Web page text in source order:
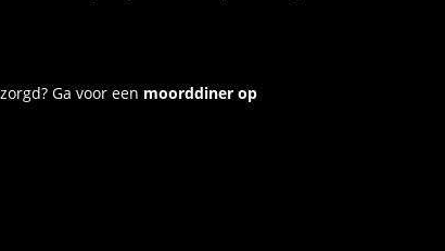
Ga voor een moorddiner op